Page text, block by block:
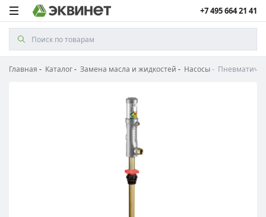
+7 495 664 21 41
Главная Каталог Замена масла и жидкостей Насосы